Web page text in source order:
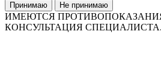
Принимаю Не принимаю
ИМЕЮТСЯ
КОНСУЛЬТАЦИЯ СПЕЦИАЛИСТА.